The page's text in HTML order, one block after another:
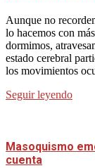
Aunque no
lo hacemos con
dormimos,
estado cerebral
los movimientos
Seguir leyendo
Masoquismo
cuenta